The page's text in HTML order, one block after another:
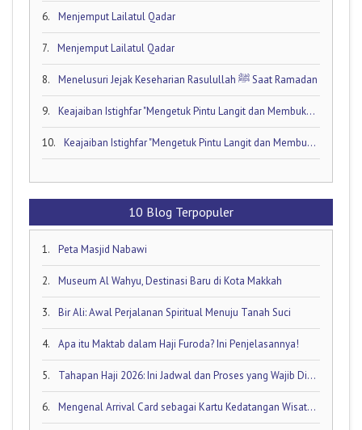
6. Menjemput Lailatul Qadar
7. Menjemput Lailatul Qadar
8. Menelusuri Jejak Keseharian Rasulullah ﷺ Saat Ramadan
9. Keajaiban Istighfar "Mengetuk Pintu Langit dan Membuka Keran Rezeki yang Tersumbat"
10. Keajaiban Istighfar "Mengetuk Pintu Langit dan Membuka Keran Rezeki yang Tersumbat"
10 Blog Terpopuler
1. Peta Masjid Nabawi
2. Museum Al Wahyu, Destinasi Baru di Kota Makkah
3. Bir Ali: Awal Perjalanan Spiritual Menuju Tanah Suci
4. Apa itu Maktab dalam Haji Furoda? Ini Penjelasannya!
5. Tahapan Haji 2026: Ini Jadwal dan Proses yang Wajib Diketahui oleh Calon Jamaah Haji
6. Mengenal Arrival Card sebagai Kartu Kedatangan Wisatawan!